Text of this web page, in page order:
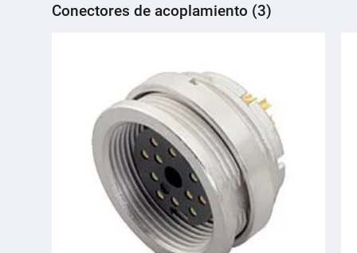
Conectores de acoplamiento (3)